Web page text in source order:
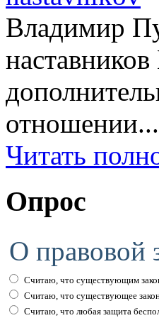
Владимир
отношении...
Читать
Опрос
О правовой
Считаю, что существующим
Считаю, что существующее
Считаю, что любая защита